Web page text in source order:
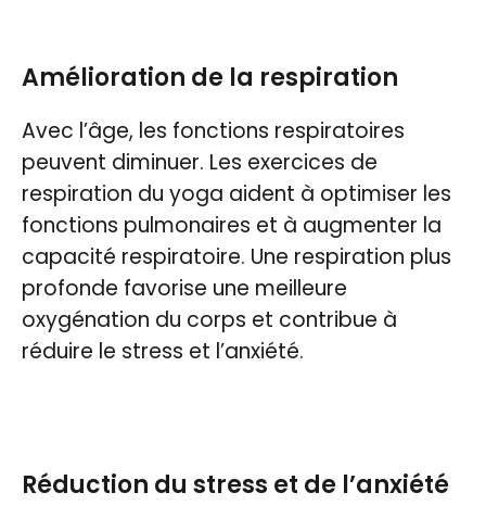
Amélioration de la respiration
Avec l’âge, les fonctions respiratoires
peuvent diminuer. Les exercices de
respiration du yoga aident à optimiser les
fonctions pulmonaires et à augmenter la
capacité respiratoire. Une respiration plus
profonde favorise une meilleure
oxygénation du corps et contribue à
réduire le stress et l’anxiété.
Réduction du stress et de l’anxiété